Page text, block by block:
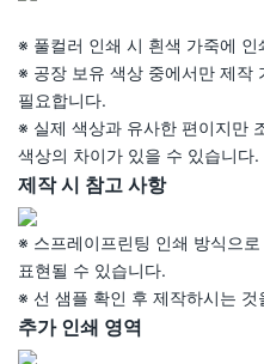
※ 풀컬러 인쇄 시 흰색 가죽에 인
※ 공장 보유 색상 중에서만 제작
필요합니다.
※ 실제 색상과 유사한 편이지만
색상의 차이가 있을 수 있습니다.
제작 시 참고 사항
※ 스프레이프린팅 인쇄 방식으
표현될 수 있습니다.
※ 선 샘플 확인 후 제작하시는 것
추가 인쇄 영역